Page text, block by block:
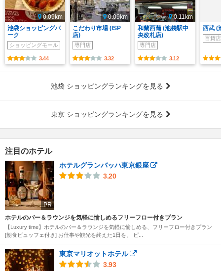
0.09km
池袋ショッピングパ
ーク
ショッピングモール
3.44
0.09km
こだわり市場 (ISP
店)
専門店
3.32
0.11km
和蘭西葡 (池袋駅中
央改札店)
専門店
3.12
西武 (
百貨
池袋 ショッピングランキングを見る
東京 ショッピングランキングを見る
注目のホテル
PR
ホテルグランバッハ東京銀座
3.20
ホテルのバー＆ラウンジを気軽に愉しめるフリーフロー付きプラン
【Luxury time】ホテルのバー＆ラウンジを気軽に愉しめる、フリーフロー付きプラン
[朝食ビュッフェ付き] お仕事や観光を終えた1日を、 ピ...
東京マリオットホテル
3.93